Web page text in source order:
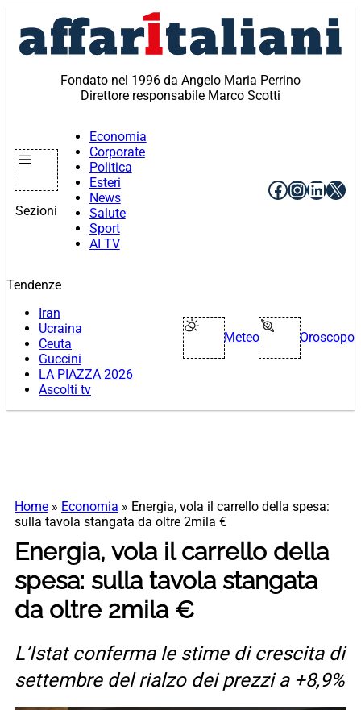
contenuto
Fondato nel 1996 da Angelo Maria Perrino
Direttore responsabile Marco Scotti
Sezioni
Economia
Corporate
Politica
Esteri
News
Salute
Sport
AI TV
Facebook
X
Tendenze
Iran
Ucraina
Ceuta
Guccini
LA PIAZZA 2026
Ascolti tv
Meteo Oroscopo
Home » Economia » Energia, vola il carrello della spesa:
sulla tavola stangata da oltre 2mila €
Energia, vola il carrello della
spesa: sulla tavola stangata
da oltre 2mila €
L’Istat conferma le stime di crescita di
settembre del rialzo dei prezzi a +8,9%